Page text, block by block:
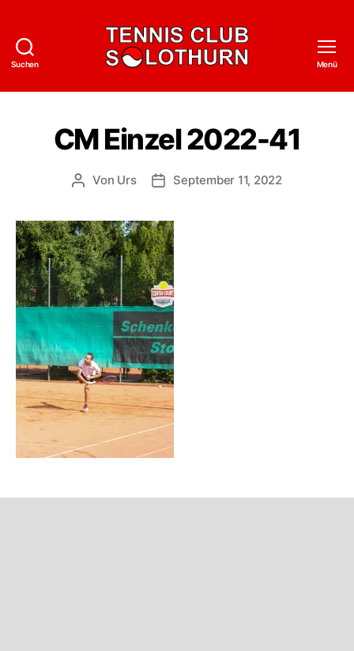
Suchen
Solothurn
Menü
CM Einzel 2022-41
Beitragsautor
Von Urs Veröffentlichungsdatum
September 11, 2022